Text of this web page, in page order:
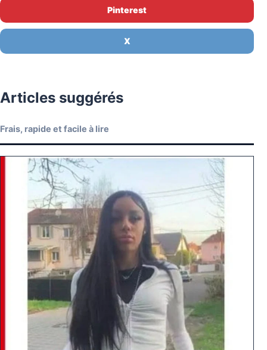
Pinterest
X
Articles suggérés
Frais, rapide et facile à lire